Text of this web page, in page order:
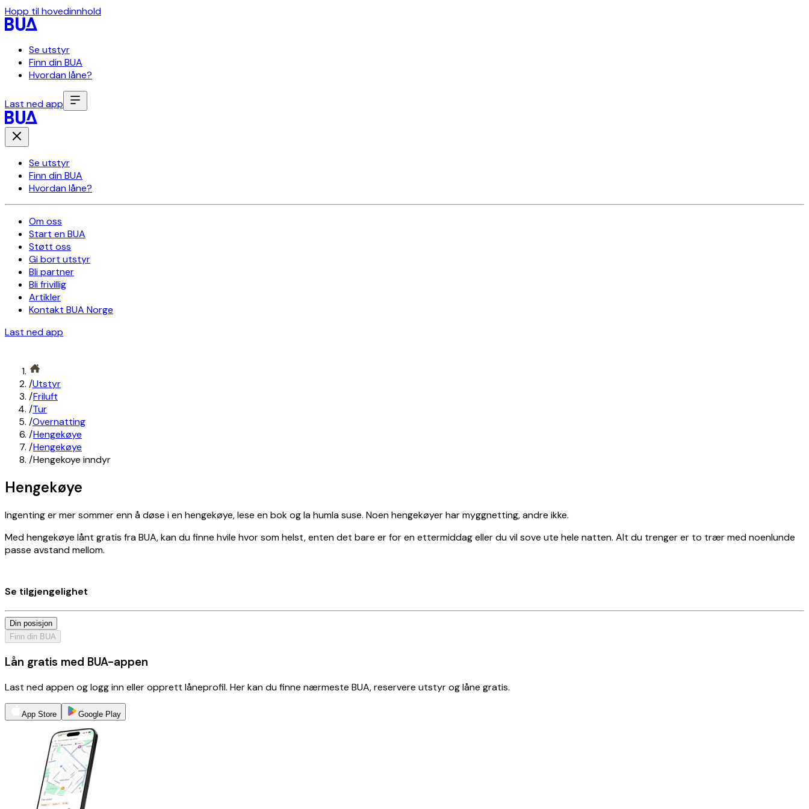
Hopp til hovedinnhold
Se utstyr
Finn din BUA
Hvordan låne?
Last ned app
Se utstyr
Finn din BUA
Hvordan låne?
Om oss
Start en BUA
Støtt oss
Gi bort utstyr
Bli partner
Bli frivillig
Artikler
Kontakt BUA Norge
Last ned app
/Utstyr
/Friluft
/Tur
/Overnatting
/Hengekøye
/Hengekøye
/Hengekoye inndyr
Hengekøye
Ingenting er mer sommer enn å døse i en hengekøye, lese en bok og la humla suse. Noen hengekøyer har myggnetting, andre ikke.
Med hengekøye lånt gratis fra BUA, kan du finne hvile hvor som helst, enten det bare er for en ettermiddag eller du vil sove ute hele natten. Alt du trenger er to trær med noenlunde
passe avstand mellom.
Se tilgjengelighet
Din posisjon
Finn din BUA
Lån gratis med BUA-appen
Last ned appen og logg inn eller opprett låneprofil. Her kan du finne nærmeste BUA, reservere utstyr og låne gratis.
App Store Google Play